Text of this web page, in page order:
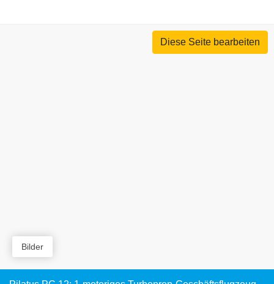
Diese Seite bearbeiten
Bilder